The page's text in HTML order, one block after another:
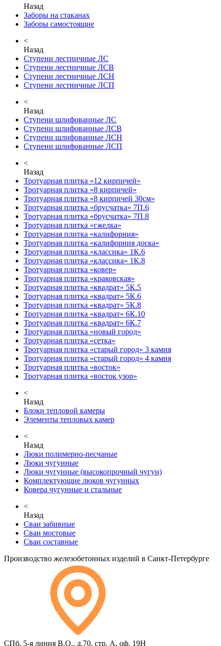
Назад
Заборы на стаканах
Заборы самостоящие
<
Назад
Ступени лестничные ЛС
Ступени лестничные ЛСВ
Ступени лестничные ЛСН
Ступени лестничные ЛСП
<
Назад
Ступени шлифованные ЛС
Ступени шлифованные ЛСВ
Ступени шлифованные ЛСН
Ступени шлифованные ЛСП
<
Назад
Тротуарная плитка «12 кирпичей»
Тротуарная плитка «8 кирпичей»
Тротуарная плитка «8 кирпичей 30см»
Тротуарная плитка «брусчатка» 7П.6
Тротуарная плитка «брусчатка» 7П.8
Тротуарная плитка «гжелка»
Тротуарная плитка «калифорния»
Тротуарная плитка «калифорния доска»
Тротуарная плитка «классика» 1К.6
Тротуарная плитка «классика» 1К.8
Тротуарная плитка «ковер»
Тротуарная плитка «краковская»
Тротуарная плитка «квадрат» 5К.5
Тротуарная плитка «квадрат» 5К.6
Тротуарная плитка «квадрат» 5К.8
Тротуарная плитка «квадрат» 6К.10
Тротуарная плитка «квадрат» 6К.7
Тротуарная плитка «новый город»
Тротуарная плитка «сетка»
Тротуарная плитка «старый город» 3 камня
Тротуарная плитка «старый город» 4 камня
Тротуарная плитка «восток»
Тротуарная плитка «восток узор»
<
Назад
Блоки тепловой камеры
Элементы тепловых камер
<
Назад
Люки полимерно-песчаные
Люки чугунные
Люки чугунные (высокопрочный чугун)
Комплектующие люков чугунных
Ковера чугунные и стальные
<
Назад
Сваи забивные
Сваи мостовые
Сваи составные
Производство железобетонных изделий в Санкт-Петербурге
СПб, 5-я линия В.О., д.70, стр. А, оф. 19Н